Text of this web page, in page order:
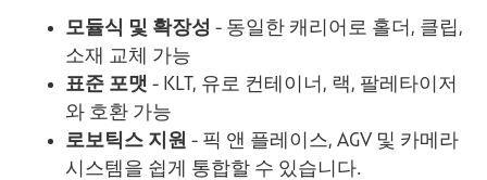
모듈식 및 확장성 - 동일한 캐리어로 홀더, 클립,
소재 교체 가능
표준 포맷 - KLT, 유로 컨테이너, 랙, 팔레타이저
와 호환 가능
로보틱스 지원 - 픽 앤 플레이스, AGV 및 카메라
시스템을 쉽게 통합할 수 있습니다.